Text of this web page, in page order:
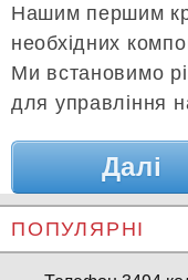
Нашим першим
необхідних
Ми встановимо
для управління
Далі
ПОПУЛЯРНІ